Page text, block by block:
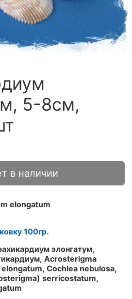
5-8см,
в наличии
elongatum
100гр.
элонгатум,
Acrosterigma
Cochlea nebulosa,
serricostatum,